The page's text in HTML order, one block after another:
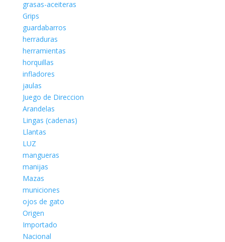
grasas-aceiteras
Grips
guardabarros
herraduras
herramientas
horquillas
infladores
jaulas
Juego de Direccion
Arandelas
Lingas (cadenas)
Llantas
LUZ
mangueras
manijas
Mazas
municiones
ojos de gato
Origen
Importado
Nacional